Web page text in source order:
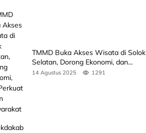
TMMD Buka Akses Wisata di Solok
Selatan, Dorong Ekonomi, dan
Perkuat Peran Masyarakat
14 Agustus 2025 1291